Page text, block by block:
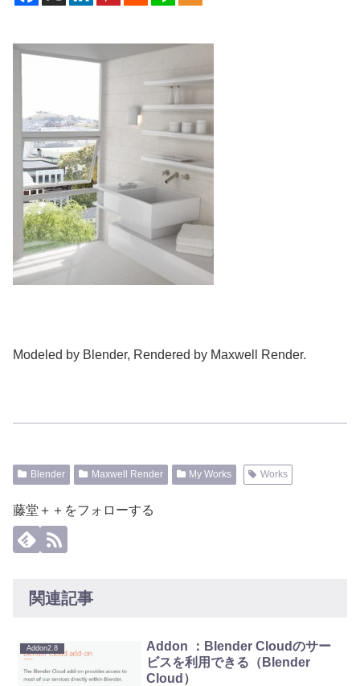
Modeled by Blender, Rendered by Maxwell Render.
Blender Maxwell Render My Works Works
藤堂＋＋をフォローする
関連記事
Addon2.8
Addon ：Blender Cloudのサー
ビスを利用できる（Blender
Cloud）